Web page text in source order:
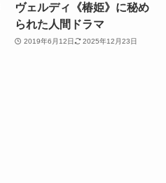
ヴェルディ《椿姫》に秘め
られた人間ドラマ
2019年6月12日 2025年12月23日